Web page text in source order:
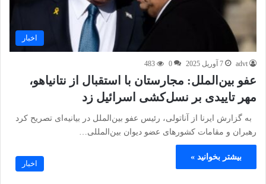
اخبار
advt 7 آوریل 2025 0
483
عفو بین‌الملل: مجارستان با استقبال از نتانیاهو،
مهر تاییدی بر نسل‌کشی اسرائیل زد
به گزارش ایرنا از آناتولی، رئیس عفو بین‌الملل در بیانیه‌ای تصریح کرد
رهبران و مقامات کشورهای عضو دیوان بین‌المللی…
بیشتر بخوانید »
اخبار